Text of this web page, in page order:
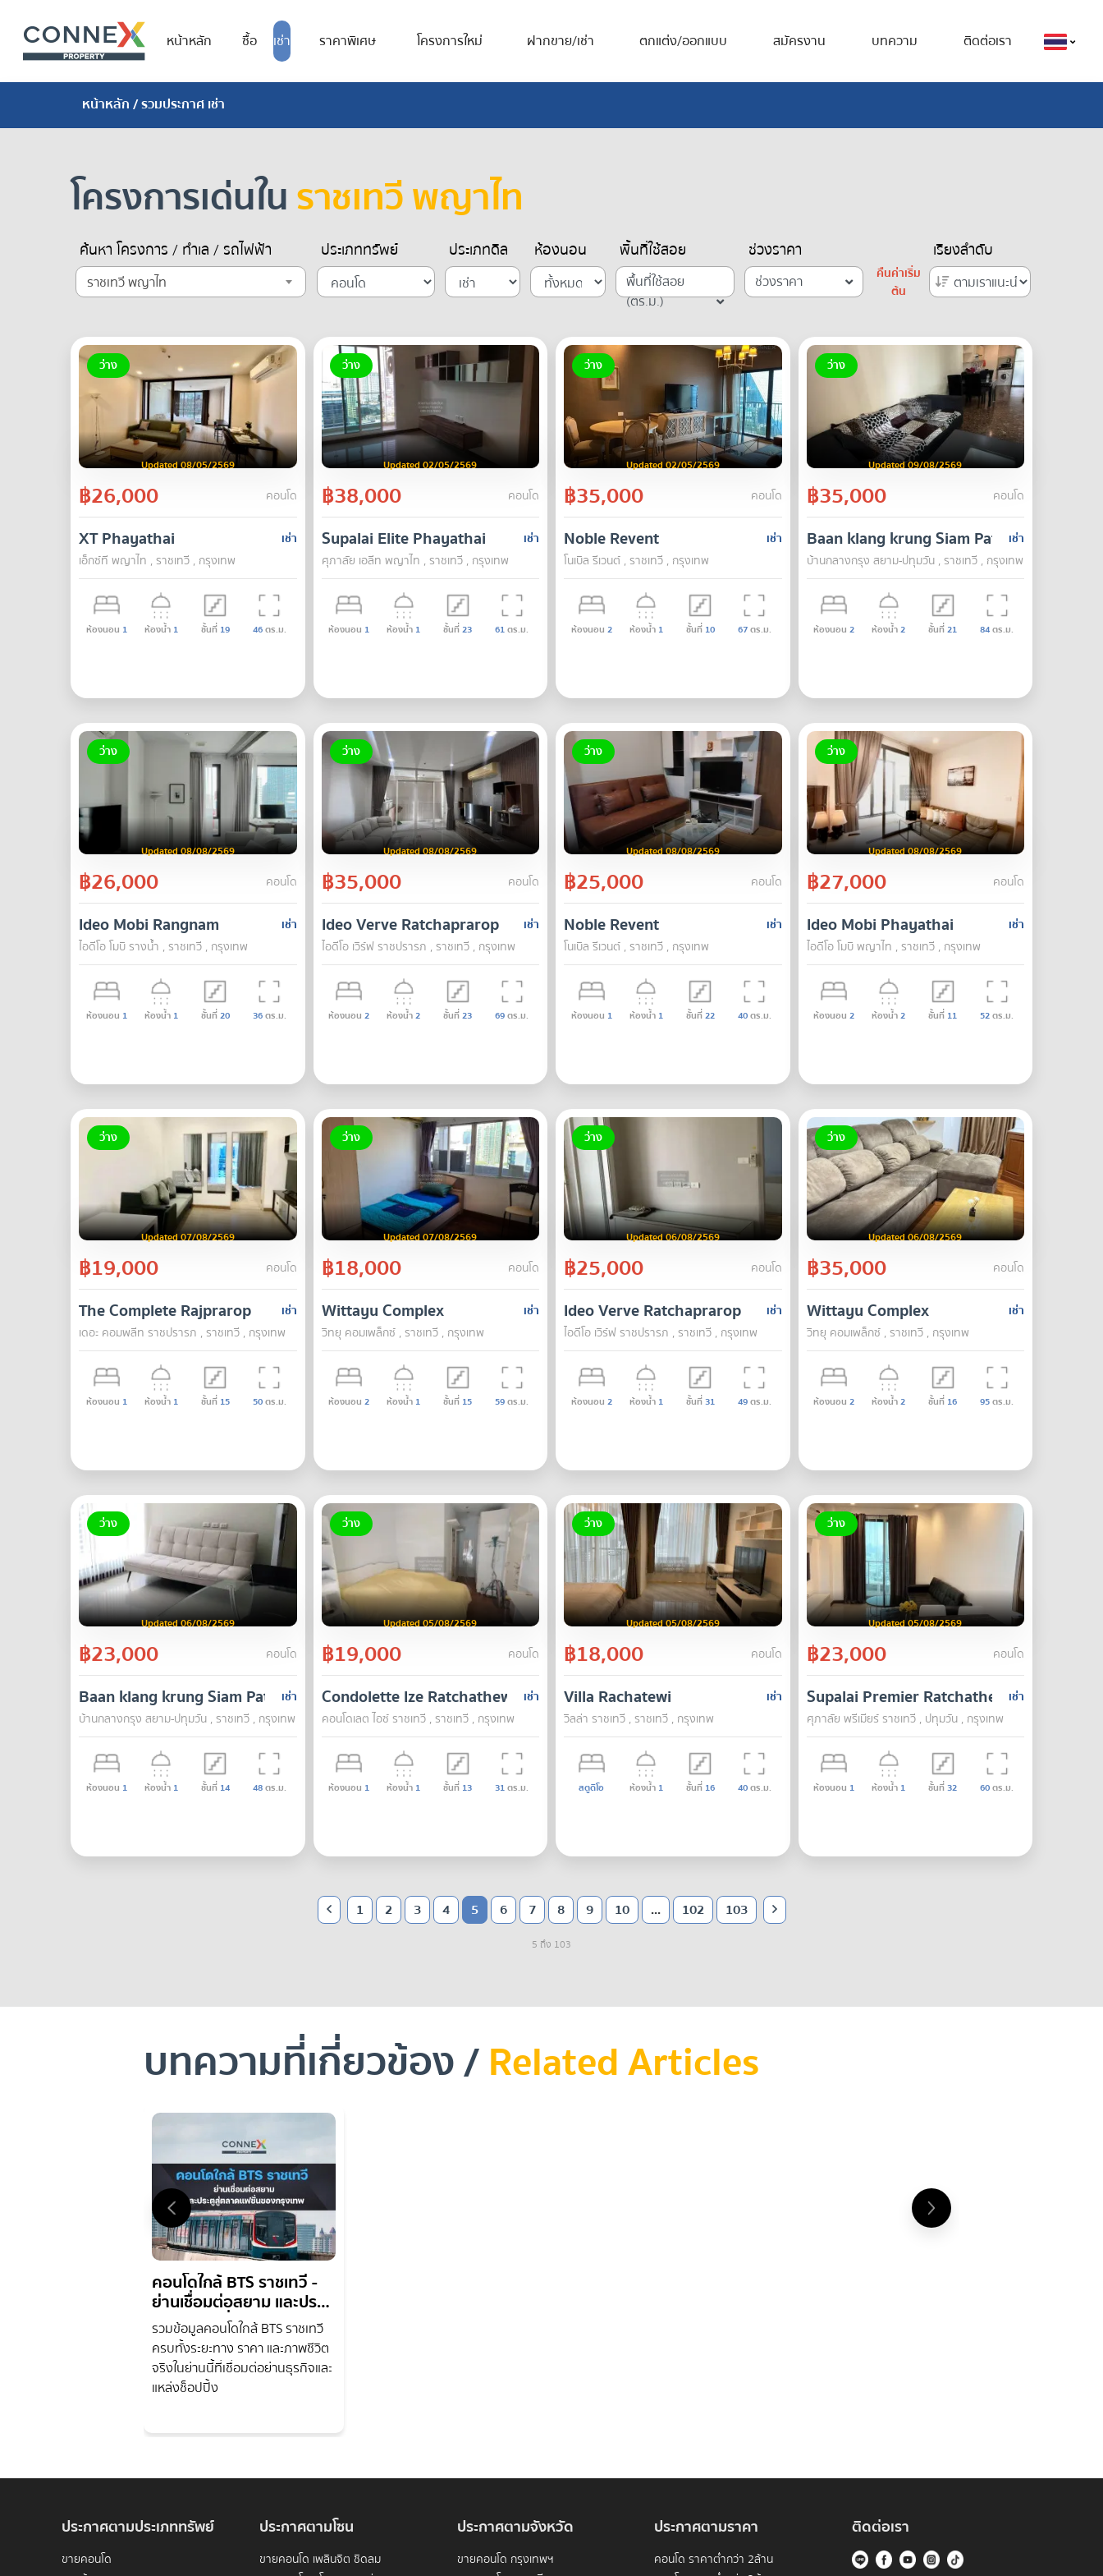
หน้าหลัก ซื้อ เช่า ราคาพิเศษ โครงการใหม่ ฝากขาย/เช่า ตกแต่ง/ออกแบบ สมัครงาน บทความ ติดต่อเรา
หน้าหลัก/ รวมประกาศ เช่า
โครงการเด่นในราชเทวี พญาไท
ค้นหา โครงการ / ทำเล / รถไฟฟ้า
ราชเทวี พญาไท
ประเภททรัพย์ ประเภทดีล ห้องนอน พื้นที่ใช้สอย
พื้นที่ใช้สอย
(ตร.ม.)
ช่วงราคา
ช่วงราคา
คืนค่าเริ่ม
ต้น
เรียงลำดับ
ว่าง
Updated 08/05/2569
฿26,000 คอนโด
เช่า
XT Phayathai
เอ็กซ์ที พญาไท , ราชเทวี , กรุงเทพ
ห้องนอน 1 ห้องน้ำ 1 ชั้นที่ 19 46ตร.ม.
ว่าง
Updated 02/05/2569
฿38,000 คอนโด
เช่า
Supalai Elite Phayathai
ศุภาลัย เอลีท พญาไท , ราชเทวี , กรุงเทพ
ห้องนอน 1 ห้องน้ำ 1 ชั้นที่23 61ตร.ม.
ว่าง
Updated 02/05/2569
฿35,000 คอนโด
เช่า
Noble Revent
โนเบิล รีเวนต์ , ราชเทวี , กรุงเทพ
ห้องนอน 2 ห้องน้ำ 1 ชั้นที่ 10 67ตร.ม.
ว่าง
Updated 09/08/2569
฿35,000 คอนโด
เช่า
Baan klang krung Siam Pathumwan
บ้านกลางกรุง สยาม-ปทุมวัน , ราชเทวี , กรุงเทพ
ห้องนอน 2 ห้องน้ำ2 ชั้นที่21 84ตร.ม.
ว่าง
Updated 08/08/2569
฿26,000 คอนโด
เช่า
Ideo Mobi Rangnam
ไอดีโอ โมบิ รางน้ำ , ราชเทวี , กรุงเทพ
ห้องนอน 1 ห้องน้ำ 1 ชั้นที่20 36ตร.ม.
ว่าง
Updated 08/08/2569
฿35,000 คอนโด
เช่า
Ideo Verve Ratchaprarop
ไอดีโอ เวิร์ฟ ราชปรารภ , ราชเทวี , กรุงเทพ
ห้องนอน 2 ห้องน้ำ2 ชั้นที่23 69ตร.ม.
ว่าง
Updated 08/08/2569
฿25,000 คอนโด
เช่า
Noble Revent
โนเบิล รีเวนต์ , ราชเทวี , กรุงเทพ
ห้องนอน 1 ห้องน้ำ 1 ชั้นที่22 40ตร.ม.
ว่าง
Updated 08/08/2569
฿27,000 คอนโด
เช่า
Ideo Mobi Phayathai
ไอดีโอ โมบิ พญาไท , ราชเทวี , กรุงเทพ
ห้องนอน 2 ห้องน้ำ2 ชั้นที่ 11 52ตร.ม.
ว่าง
Updated 07/08/2569
฿19,000 คอนโด
เช่า
The Complete Rajprarop
เดอะ คอมพลีท ราชปรารภ , ราชเทวี , กรุงเทพ
ห้องนอน 1 ห้องน้ำ 1 ชั้นที่ 15 50ตร.ม.
ว่าง
Updated 07/08/2569
฿18,000 คอนโด
เช่า
Wittayu Complex
วิทยุ คอมเพล็กซ์ , ราชเทวี , กรุงเทพ
ห้องนอน 2 ห้องน้ำ 1 ชั้นที่ 15 59ตร.ม.
ว่าง
Updated 06/08/2569
฿25,000 คอนโด
เช่า
Ideo Verve Ratchaprarop
ไอดีโอ เวิร์ฟ ราชปรารภ , ราชเทวี , กรุงเทพ
ห้องนอน 2 ห้องน้ำ 1 ชั้นที่31 49ตร.ม.
ว่าง
Updated 06/08/2569
฿35,000 คอนโด
เช่า
Wittayu Complex
วิทยุ คอมเพล็กซ์ , ราชเทวี , กรุงเทพ
ห้องนอน 2 ห้องน้ำ2 ชั้นที่ 16 95ตร.ม.
ว่าง
Updated 06/08/2569
฿23,000 คอนโด
เช่า
Baan klang krung Siam Pathumwan
บ้านกลางกรุง สยาม-ปทุมวัน , ราชเทวี , กรุงเทพ
ห้องนอน 1 ห้องน้ำ 1 ชั้นที่ 14 48ตร.ม.
ว่าง
Updated 05/08/2569
฿19,000 คอนโด
เช่า
Condolette Ize Ratchathewi
คอนโดเลต ไอซ์ ราชเทวี , ราชเทวี , กรุงเทพ
ห้องนอน 1 ห้องน้ำ 1 ชั้นที่ 13 31ตร.ม.
ว่าง
Updated 05/08/2569
฿18,000 คอนโด
เช่า
Villa Rachatewi
วิลล่า ราชเทวี , ราชเทวี , กรุงเทพ
สตูดิโอ ห้องน้ำ 1 ชั้นที่ 16 40ตร.ม.
ว่าง
Updated 05/08/2569
฿23,000 คอนโด
เช่า
Supalai Premier Ratchathewi
ศุภาลัย พรีเมียร์ ราชเทวี , ปทุมวัน , กรุงเทพ
ห้องนอน 1 ห้องน้ำ 1 ชั้นที่32 60ตร.ม.
1 2 3 4 5 6 7 8 9 10 ... 102 103
5 ถึง 103
บทความที่เกี่ยวข้อง /Related Articles
คอนโดใกล้ BTS ราชเทวี -
ย่านเชื่อมต่อสยาม และประตู
สู่ตลาดแฟชั่นของกรุงเทพ
รวมข้อมูลคอนโดใกล้ BTS ราชเทวี
ครบทั้งระยะทาง ราคา และภาพชีวิต
จริงในย่านนี้ที่เชื่อมต่อย่านธุรกิจและ
แหล่งช็อปปิ้ง
ประกาศตามประเภททรัพย์
ขายคอนโด
ประกาศตามโซน
ขายคอนโด เพลินจิต ชิดลม
ประกาศตามจังหวัด
ขายคอนโด กรุงเทพฯ
ประกาศตามราคา
คอนโด ราคาต่ำกว่า 2ล้าน
ติดต่อเรา